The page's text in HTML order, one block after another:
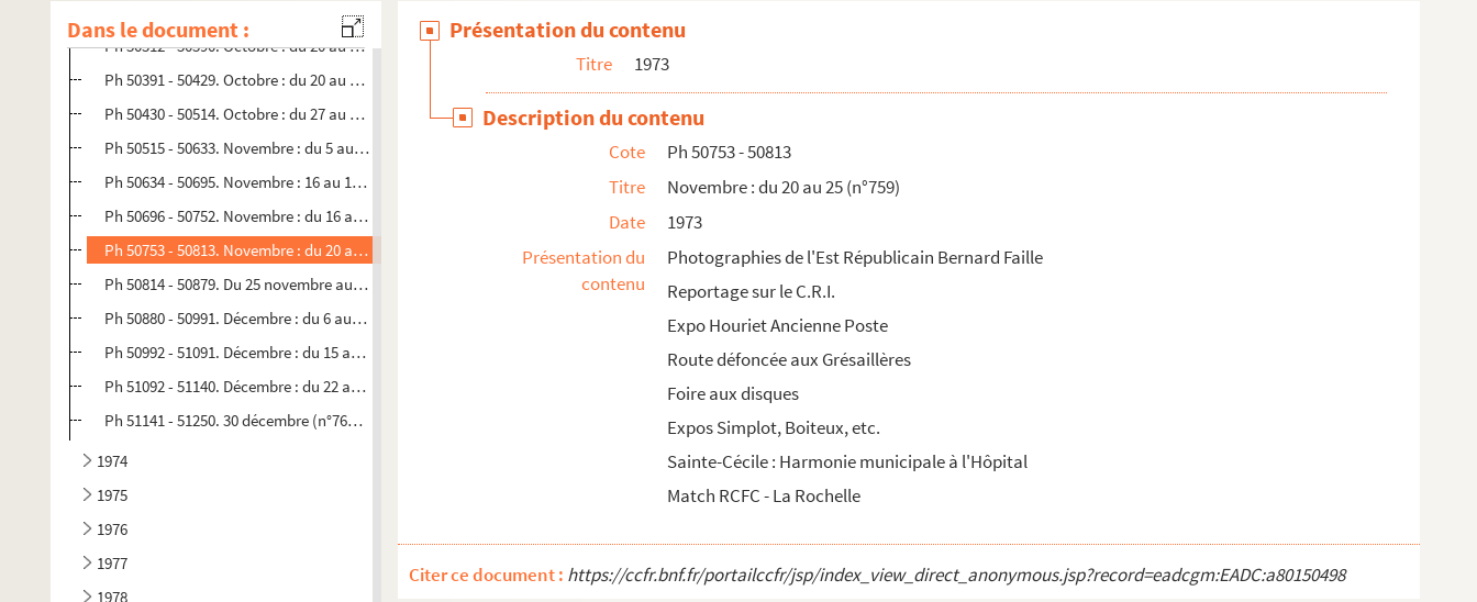
Dans le document :
Ph 50271 - 50311. Octobre : du 7 au 8 (n°754)
Ph 50312 - 50390. Octobre : du 20 au 26 (n°755-1)
Ph 50391 - 50429. Octobre : du 20 au 26 (n°755-2)
Ph 50430 - 50514. Octobre : du 27 au 4 novembre (n°756)
Ph 50515 - 50633. Novembre : du 5 au 15 (n°757)
Ph 50634 - 50695. Novembre : 16 au 19 (n°758-1)
Ph 50696 - 50752. Novembre : du 16 au 19 (n°758-2)
Ph 50753 - 50813. Novembre : du 20 au 25 (n°759)
Ph 50814 - 50879. Du 25 novembre au 5 décembre (n°760)
Ph 50880 - 50991. Décembre : du 6 au 12 (n°761)
Ph 50992 - 51091. Décembre : du 15 au 21 (n°762)
Ph 51092 - 51140. Décembre : du 22 au 1er janvier (n°763)
Ph 51141 - 51250. 30 décembre (n°763-2)
1974
1975
1976
1977
1978
Présentation du contenu
Titre 1973
Description du contenu
Cote
Ph 50753 - 50813
Titre
Novembre : du 20 au 25 (n°759)
Date
1973
Présentation du
contenu
Photographies de l'Est Républicain Bernard Faille
Reportage sur le C.R.I.
Expo Houriet Ancienne Poste
Route défoncée aux Grésaillères
Foire aux disques
Expos Simplot, Boiteux, etc.
Sainte-Cécile : Harmonie municipale à l'Hôpital
Match RCFC - La Rochelle
Citer ce document : https://ccfr.bnf.fr/portailccfr/jsp/index_view_direct_anonymous.jsp?record=eadcgm:EADC:a80150498